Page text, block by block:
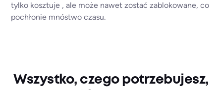
tylko kosztuje , ale może nawet zostać zablokowane, co
pochłonie mnóstwo czasu.
Wszystko, czego potrzebujesz,